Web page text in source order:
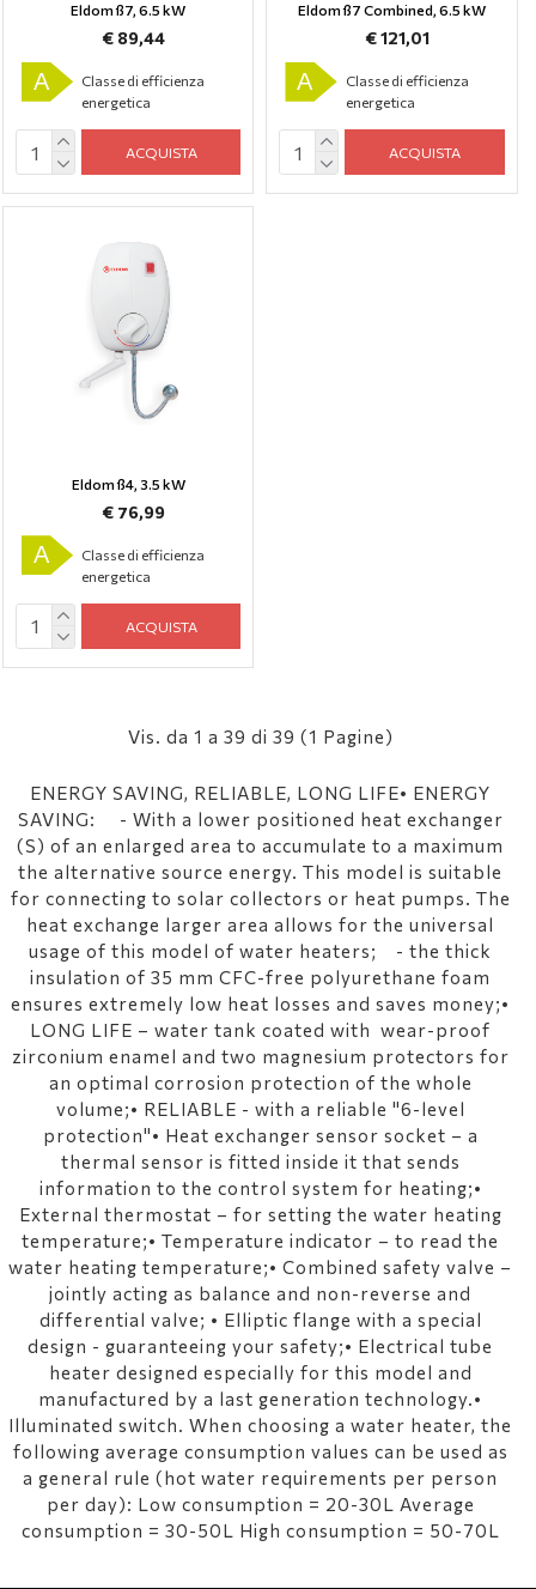
Eldom ß7, 6.5 kW
€ 89,44
A
Classe di efficienza
energetica
ACQUISTA
Eldom ß7 Combined, 6.5 kW
€ 121,01
A
Classe di efficienza
energetica
ACQUISTA
Eldom ß4, 3.5 kW
€ 76,99
A
Classe di efficienza
energetica
ACQUISTA
Vis. da 1 a 39 di 39 (1 Pagine)
ENERGY SAVING, RELIABLE, LONG LIFE• ENERGY
SAVING: - With a lower positioned heat exchanger
(S) of an enlarged area to accumulate to a maximum
the alternative source energy. This model is suitable
for connecting to solar collectors or heat pumps. The
heat exchange larger area allows for the universal
usage of this model of water heaters; - the thick
insulation of 35 mm CFC-free polyurethane foam
ensures extremely low heat losses and saves money;•
LONG LIFE – water tank coated with wear-proof
zirconium enamel and two magnesium protectors for
an optimal corrosion protection of the whole
volume;• RELIABLE - with a reliable "6-level
protection"• Heat exchanger sensor socket – a
thermal sensor is fitted inside it that sends
information to the control system for heating;•
External thermostat – for setting the water heating
temperature;• Temperature indicator – to read the
water heating temperature;• Combined safety valve –
jointly acting as balance and non-reverse and
differential valve; • Elliptic flange with a special
design - guaranteeing your safety;• Electrical tube
heater designed especially for this model and
manufactured by a last generation technology.•
Illuminated switch. When choosing a water heater, the
following average consumption values can be used as
a general rule (hot water requirements per person
per day): Low consumption = 20-30L Average
consumption = 30-50L High consumption = 50-70L